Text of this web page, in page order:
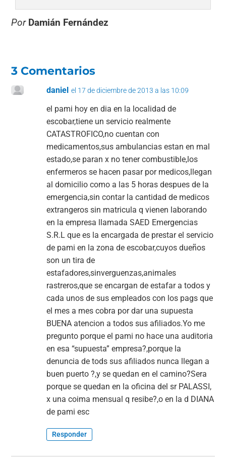
Por Damián Fernández
3 Comentarios
daniel el 17 de diciembre de 2013 a las 10:09
el pami hoy en dia en la localidad de
escobar,tiene un servicio realmente
CATASTROFICO,no cuentan con
medicamentos,sus ambulancias estan en mal
estado,se paran x no tener combustible,los
enfermeros se hacen pasar por medicos,llegan
al domicilio como a las 5 horas despues de la
emergencia,sin contar la cantidad de medicos
extrangeros sin matricula q vienen laborando
en la empresa llamada SAED Emergencias
S.R.L que es la encargada de prestar el servicio
de pami en la zona de escobar,cuyos dueños
son un tira de
estafadores,sinverguenzas,animales
rastreros,que se encargan de estafar a todos y
cada unos de sus empleados con los pags que
el mes a mes cobra por dar una supuesta
BUENA atencion a todos sus afiliados.Yo me
pregunto porque el pami no hace una auditoria
en esa “supuesta” empresa?,porque la
denuncia de tods sus afiliados nunca llegan a
buen puerto ?,y se quedan en el camino?Sera
porque se quedan en la oficina del sr PALASSI,
x una coima mensual q resibe?,o en la d DIANA
de pami esc
Responder